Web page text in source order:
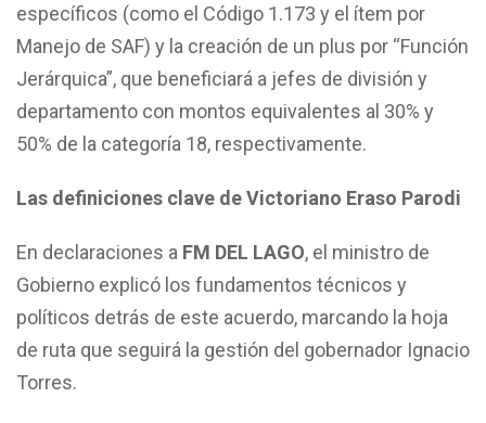
específicos (como el Código 1.173 y el ítem por
Manejo de SAF) y la creación de un plus por “Función
Jerárquica”, que beneficiará a jefes de división y
departamento con montos equivalentes al 30% y
50% de la categoría 18, respectivamente.
Las definiciones clave de Victoriano Eraso Parodi
En declaraciones a FM DEL LAGO, el ministro de
Gobierno explicó los fundamentos técnicos y
políticos detrás de este acuerdo, marcando la hoja
de ruta que seguirá la gestión del gobernador Ignacio
Torres.